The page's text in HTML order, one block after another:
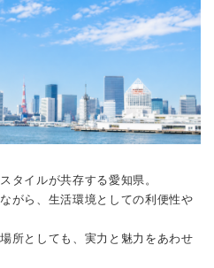
タイルが共存する愛知県。
がら、生活環境としての利便性や
所としても、実力と魅力をあわせ